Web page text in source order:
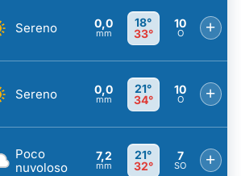
Sereno 0,0
mm
18°
33°
10
O +
Sereno 0,0
mm
21°
34°
10
O +
Poco
nuvoloso
7,2
mm
21°
32°
7
SO +